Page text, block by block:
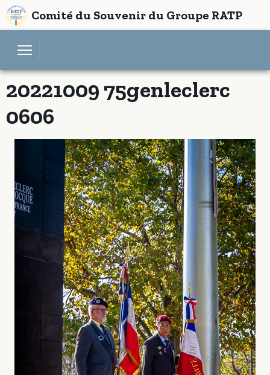
Comité du Souvenir du Groupe RATP
20221009 75genleclerc
0606